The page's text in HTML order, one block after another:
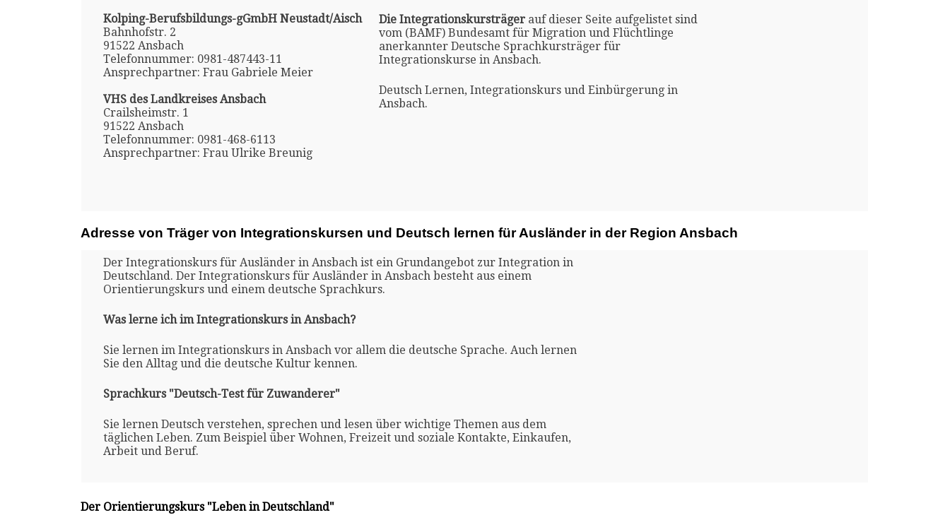
Kolping-Berufsbildungs-gGmbH Neustadt/Aisch
Bahnhofstr. 2
91522 Ansbach
Telefonnummer: 0981-487443-11
Ansprechpartner: Frau Gabriele Meier
VHS des Landkreises Ansbach
Crailsheimstr. 1
91522 Ansbach
Telefonnummer: 0981-468-6113
Ansprechpartner: Frau Ulrike Breunig
Die Integrationskursträgerauf dieser Seite aufgelistet sind
vom (BAMF) Bundesamt für Migration und Flüchtlinge
anerkannter Deutsche Sprachkursträger für
Integrationskurse in Ansbach.
Deutsch Lernen, Integrationskurs und Einbürgerung in
Ansbach.
Adresse von Träger von Integrationskursen und Deutsch lernen für Ausländer in der Region Ansbach
Der Integrationskurs für Ausländer in Ansbach ist ein Grundangebot zur Integration in
Deutschland. Der Integrationskurs für Ausländer in Ansbach besteht aus einem
Orientierungskurs und einem deutsche Sprachkurs.
Was lerne ich im Integrationskurs in Ansbach?
Sie lernen im Integrationskurs in Ansbach vor allem die deutsche Sprache. Auch lernen
Sie den Alltag und die deutsche Kultur kennen.
Sprachkurs "Deutsch-Test für Zuwanderer"
Sie lernen Deutsch verstehen, sprechen und lesen über wichtige Themen aus dem
täglichen Leben. Zum Beispiel über Wohnen, Freizeit und soziale Kontakte, Einkaufen,
Arbeit und Beruf.
Der Orientierungskurs "Leben in Deutschland"